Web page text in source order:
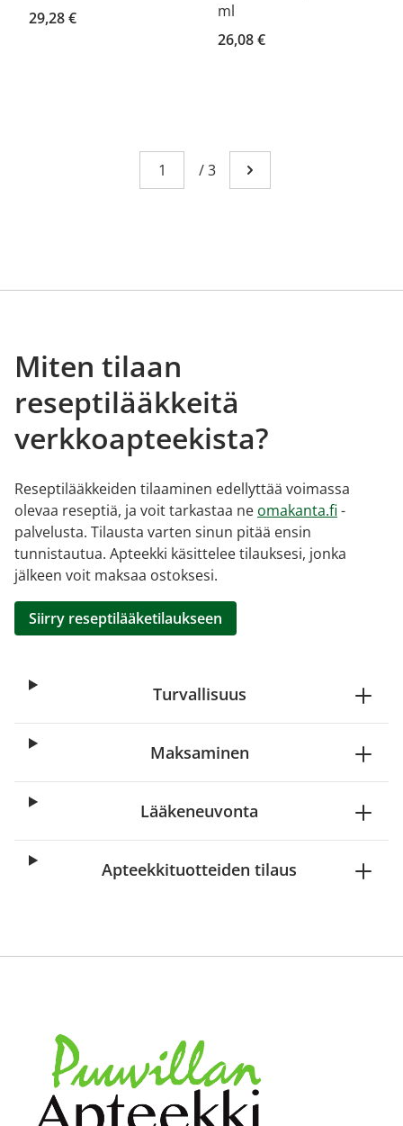
29,28 €
ml
26,08 €
Sivu
You're currently reading page 1
/3 Mene seuraavalle
Miten tilaan
reseptilääkkeitä
verkkoapteekista?
Reseptilääkkeiden tilaaminen edellyttää voimassa
olevaa reseptiä, ja voit tarkastaa ne omakanta.fi -
palvelusta. Tilausta varten sinun pitää ensin
tunnistautua. Apteekki käsittelee tilauksesi, jonka
jälkeen voit maksaa ostoksesi.
Siirry reseptilääketilaukseen
Turvallisuus
Maksaminen
Lääkeneuvonta
Apteekkituotteiden tilaus